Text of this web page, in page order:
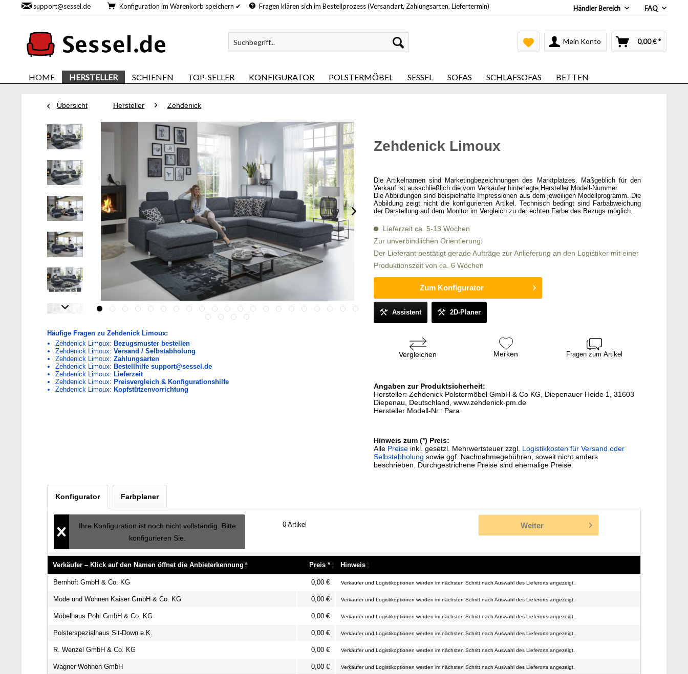
support@sessel.de Konfiguration im Warenkorb speichern ✔ Fragen klären sich im Bestellprozess (Versandart, Zahlungsarten, Liefertermin) Händler Bereich FAQ
Mein Konto 0,00 € *
HOME HERSTELLER SCHIENEN TOP-SELLER KONFIGURATOR POLSTERMÖBEL SESSEL SOFAS SCHLAFSOFAS BETTEN
Übersicht Hersteller Zehdenick
Häufige Fragen zu Zehdenick Limoux:
Zehdenick Limoux: Bezugsmuster bestellen
Zehdenick Limoux: Versand / Selbstabholung
Zehdenick Limoux: Zahlungsarten
Zehdenick Limoux: Bestellhilfe support@sessel.de
Zehdenick Limoux: Lieferzeit
Zehdenick Limoux: Preisvergleich & Konfigurationshilfe
Zehdenick Limoux: Kopfstützenvorrichtung
Zehdenick Limoux
Die Artikelnamen sind Marketingbezeichnungen des Marktplatzes. Maßgeblich für den
Verkauf ist ausschließlich die vom Verkäufer hinterlegte Hersteller Modell-Nummer.
Die Abbildungen sind beispielhafte Impressionen aus dem jeweiligen Modellprogramm. Die
Abbildung zeigt nicht die konfigurierten Artikel. Technisch bedingt sind Farbabweichung
der Darstellung auf dem Monitor im Vergleich zu der echten Farbe des Bezugs möglich.
Lieferzeit ca. 5-13 Wochen
Zur unverbindlichen Orientierung:
Der Lieferant bestätigt gerade Aufträge zur Anlieferung an den Logistiker mit einer
Produktionszeit von ca. 6 Wochen
Zum Konfigurator
Assistent 2D-Planer
Vergleichen Merken Fragen zum Artikel
Angaben zur Produktsicherheit:
Hersteller: Zehdenick Polstermöbel GmbH & Co KG, Diepenauer Heide 1, 31603
Diepenau, Deutschland, www.zehdenick-pm.de
Hersteller Modell-Nr.: Para
Hinweis zum (*) Preis:
Alle Preiseinkl. gesetzl. Mehrwertsteuer zzgl. Logistikkosten für Versand oder
Selbstabholung sowie ggf. Nachnahmegebühren, soweit nicht anders
beschrieben. Durchgestrichene Preise sind ehemalige Preise.
Konfigurator Farbplaner
Ihre Konfiguration ist noch nicht vollständig. Bitte
konfigurieren Sie.
0 Artikel Weiter
Verkäufer – Klick auf den Namen öffnet die Anbieterkennung Preis *
Hinweis
Verkäufer – Klick auf den Namen öffnet die Anbieterkennung
Preis *
Bernhöft GmbH & Co. KG 0,00 € Verkäufer und Logistikoptionen werden im nächsten Schritt nach Auswahl des Lieferorts angezeigt.
Mode und Wohnen Kaiser GmbH & Co. KG 0,00 € Verkäufer und Logistikoptionen werden im nächsten Schritt nach Auswahl des Lieferorts angezeigt.
Möbelhaus Pohl GmbH & Co. KG 0,00 € Verkäufer und Logistikoptionen werden im nächsten Schritt nach Auswahl des Lieferorts angezeigt.
Polsterspezialhaus Sit-Down e.K. 0,00 € Verkäufer und Logistikoptionen werden im nächsten Schritt nach Auswahl des Lieferorts angezeigt.
R. Wenzel GmbH & Co. KG 0,00 € Verkäufer und Logistikoptionen werden im nächsten Schritt nach Auswahl des Lieferorts angezeigt.
Wagner Wohnen GmbH 0,00 € Verkäufer und Logistikoptionen werden im nächsten Schritt nach Auswahl des Lieferorts angezeigt.